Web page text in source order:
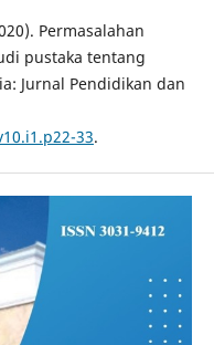
Permasalahan
pustaka tentang
Jurnal Pendidikan dan
33.